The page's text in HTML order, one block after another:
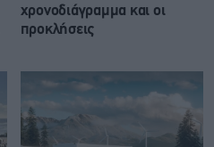
χρονοδιάγραμμα και οι
προκλήσεις